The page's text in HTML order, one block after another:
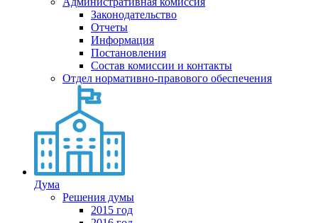
Законодательство
Отчеты
Информация
Постановления
Состав комиссии и контакты
Отдел нормативно-правового обеспечения
Дума
Решения думы
2015 год